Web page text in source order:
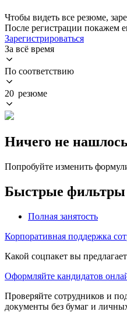
Чтобы видеть все резюме,
После регистрации покажем
Зарегистрироваться
За всё время
По соответствию
20 резюме
Ничего не нашлось
Попробуйте изменить
Быстрые фильтры
Полная занятость
Корпоративная поддержка
Какой соцпакет вы
Оформляйте кандидатов
Проверяйте сотрудников и
документы без бумаг и